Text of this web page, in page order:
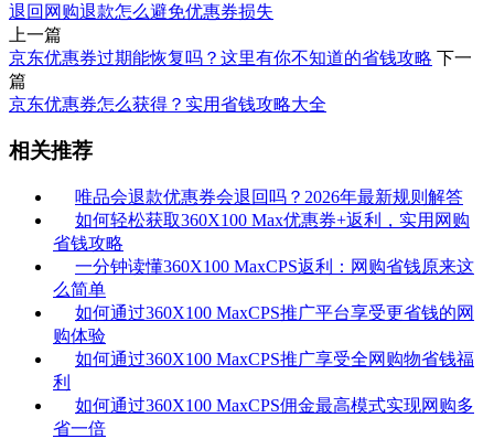
退回 网购退款怎么避免优惠券损失
上一篇
京东优惠券过期能恢复吗？这里有你不知道的省钱攻略 下一
篇
京东优惠券怎么获得？实用省钱攻略大全
相关推荐
唯品会退款优惠券会退回吗？2026年最新规则解答
如何轻松获取360X100 Max优惠券+返利，实用网购
省钱攻略
一分钟读懂360X100 MaxCPS返利：网购省钱原来这
么简单
如何通过360X100 MaxCPS推广平台享受更省钱的网
购体验
如何通过360X100 MaxCPS推广享受全网购物省钱福
利
如何通过360X100 MaxCPS佣金最高模式实现网购多
省一倍